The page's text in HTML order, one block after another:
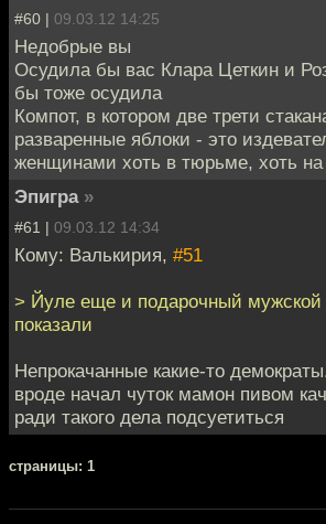
#60 | 09.03.12 14:25
Недобрые вы
Осудила бы вас Клара Цеткин и
бы тоже осудила
Компот, в котором две трети
разваренные яблоки - это
женщинами хоть в тюрьме, хоть на
Эпигра »
#61 | 09.03.12 14:34
Кому: Валькирия, #51
> Йуле еще и подарочный мужской
показали
Непрокачанные какие-то
вроде начал чуток мамон пивом
ради такого дела подсуетиться
cтраницы: 1